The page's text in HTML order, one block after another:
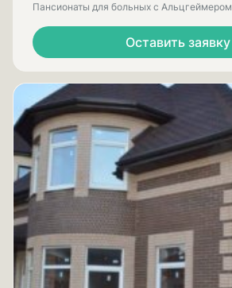
Пансионаты для больных с Альцгеймером
Оставить заявку